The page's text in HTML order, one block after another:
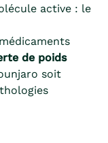
active : le
de poids
soit